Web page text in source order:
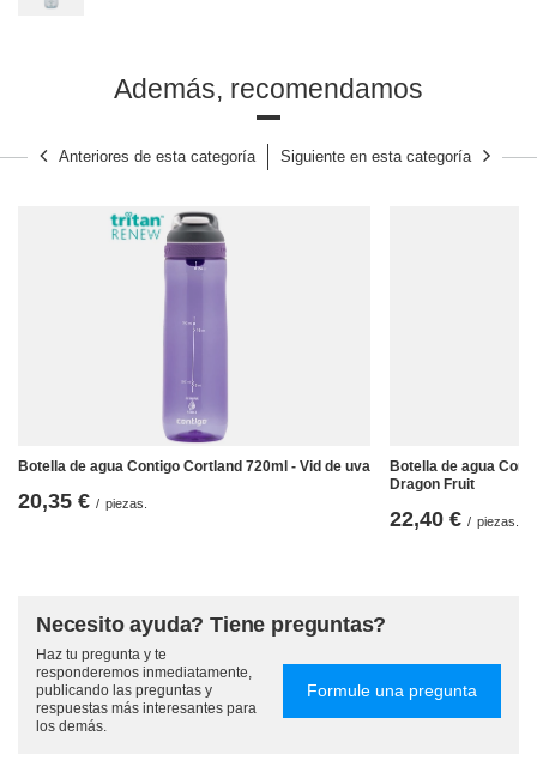
Además, recomendamos
Anteriores de esta categoría Siguiente en esta categoría
Botella de agua Contigo Cortland 720ml - Vid de uva
20,35 € / piezas.
Botella de agua
Dragon Fruit
22,40 € / piezas.
Necesito ayuda? Tiene preguntas?
Haz tu pregunta y te
responderemos inmediatamente,
publicando las preguntas y
respuestas más interesantes para
los demás.
Formule una pregunta